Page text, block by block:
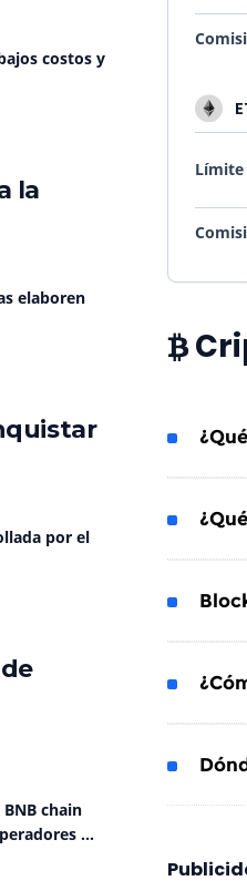
costos y
la
elaboren
por el
chain
...
Límite